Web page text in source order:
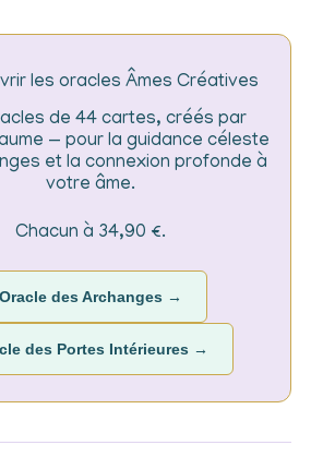
les oracles Âmes Créatives
de 44 cartes, créés par
— pour la guidance céleste
et la connexion profonde à
votre âme.
Chacun à 34,90 €.
Oracle des Archanges →
des Portes Intérieures →